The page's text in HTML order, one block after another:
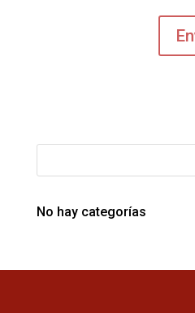
No hay categorías